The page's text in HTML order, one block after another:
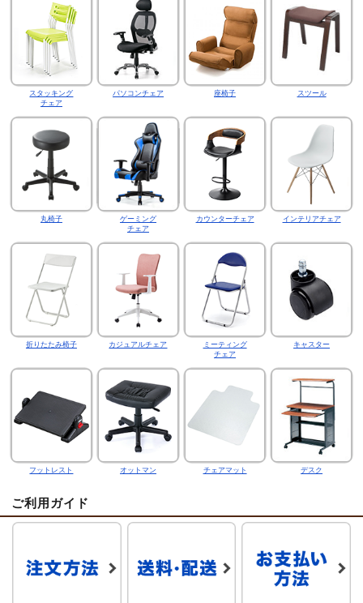
スタッキング
チェア
パソコンチェア 座椅子 スツール
丸椅子
ゲーミング
チェア
カウンターチェア インテリアチェア
折りたたみ椅子 カジュアルチェア
ミーティング
チェア
キャスター
フットレスト オットマン チェアマット デスク
ご利用ガイド